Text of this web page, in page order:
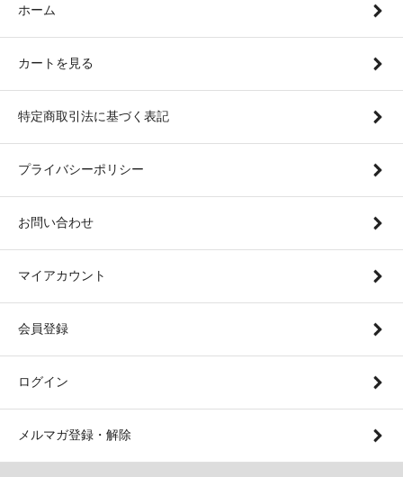
ホーム
カートを見る
特定商取引法に基づく表記
プライバシーポリシー
お問い合わせ
マイアカウント
会員登録
ログイン
メルマガ登録・解除